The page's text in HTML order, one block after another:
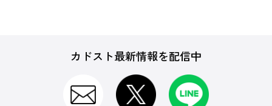
カドスト最新情報を配信中